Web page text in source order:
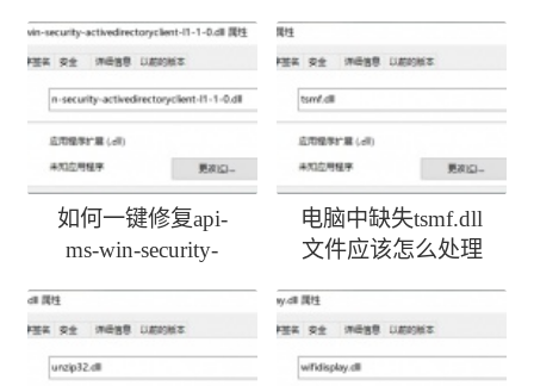
如何一键修复api-
ms-win-security-
电脑中缺失tsmf.dll
文件应该怎么处理